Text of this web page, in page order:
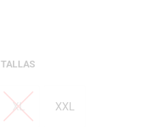
TALLAS
XL XXL